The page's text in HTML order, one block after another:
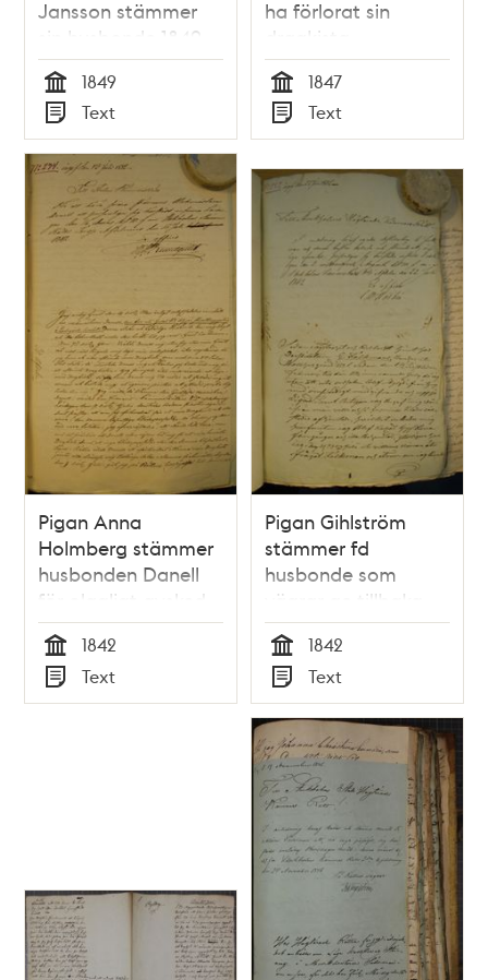
Jansson stämmer
sin husbonde 1849
Tid
1849
Typ
Text
ha förlorat sin
dragkista
Tid
1847
Typ
Text
Pigan Anna
Holmberg stämmer
husbonden Danell
för olagligt avsked -
rättsfall 1842
Tid
1842
Typ
Text
Pigan Gihlström
stämmer fd
husbonde som
vägrar ge tillbaka
hennes kläder -
rättsfall 1842
Tid
1842
Typ
Text